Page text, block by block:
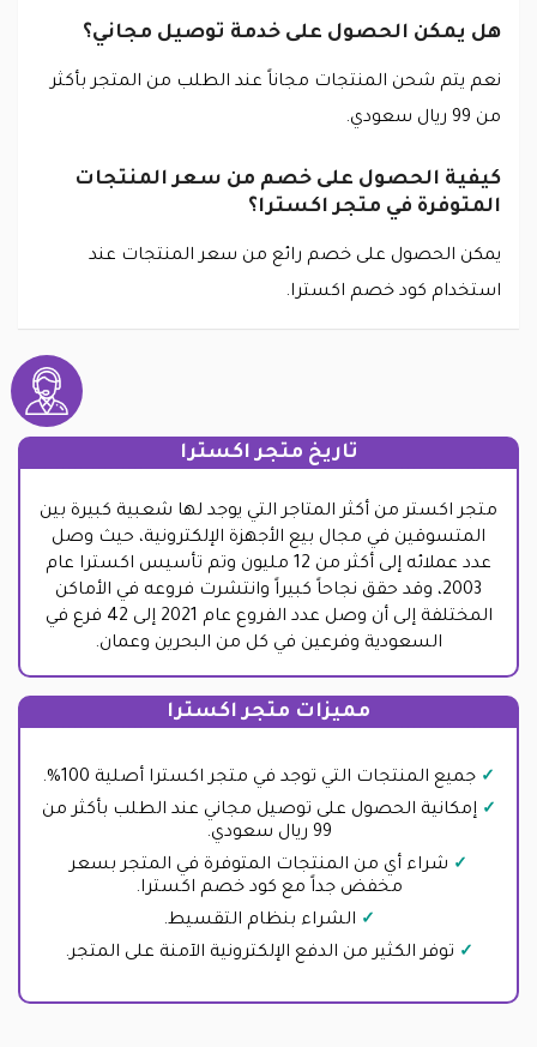
هل يمكن الحصول على خدمة توصيل مجاني؟
نعم يتم شحن المنتجات مجاناً عند الطلب من المتجر بأكثر
من 99 ريال سعودي.
كيفية الحصول على خصم من سعر المنتجات
المتوفرة في متجر اكسترا؟
يمكن الحصول على خصم رائع من سعر المنتجات عند
استخدام كود خصم اكسترا.
تاريخ متجر اكسترا
متجر اكستر من أكثر المتاجر التي يوجد لها شعبية كبيرة بين
المتسوقين في مجال بيع الأجهزة الإلكترونية، حيث وصل
عدد عملائه إلى أكثر من 12 مليون وتم تأسيس اكسترا عام
2003، وقد حقق نجاحاً كبيراً وانتشرت فروعه في الأماكن
المختلفة إلى أن وصل عدد الفروع عام 2021 إلى 42 فرع في
السعودية وفرعين في كل من البحرين وعمان.
مميزات متجر اكسترا
جميع المنتجات التي توجد في متجر اكسترا أصلية 100%.
إمكانية الحصول على توصيل مجاني عند الطلب بأكثر من
99 ريال سعودي.
شراء أي من المنتجات المتوفرة في المتجر بسعر
مخفض جداً مع كود خصم اكسترا.
الشراء بنظام التقسيط.
توفر الكثير من الدفع الإلكترونية الآمنة على المتجر.